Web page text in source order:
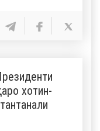
хотин-